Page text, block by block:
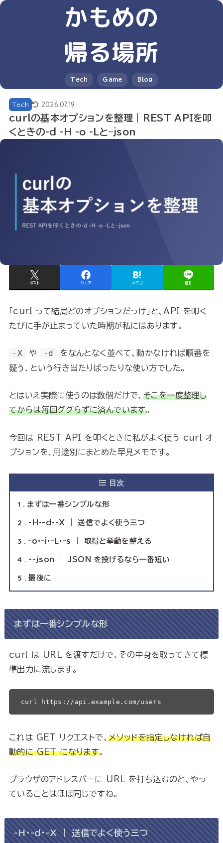
かもめの
帰る場所
Tech Game Blog
Tech 2026.07.19
curlの基本オプションを整理｜REST APIを叩
くときの-d -H -o -Lと–json
ポスト シェア はてブ 送る
「curl って結局どのオプションだっけ」と、API を叩く
たびに手が止まっていた時期が私にはあります。
-X や -d
をなんとなく並べて、動かなければ順番を
疑う、という行き当たりばったりな使い方でした。
とはいえ実際に使うのは数個だけで、 そこを一度整理し
てからは毎回ググらずに済んでいます。
今回は REST API を叩くときに私がよく使う curl オ
プションを、用途別にまとめた早見メモです。
目次
1 まずは一番シンプルな形
2 -H・-d・-X ｜ 送信でよく使う三つ
3 -o・-i・-L・-s ｜ 取得と挙動を整える
4 --json ｜ JSON を投げるなら一番短い
5 最後に
まずは一番シンプルな形
curl は URL を渡すだけで、その中身を取ってきて標
準出力に流します。
curl https://api.example.com/users
これは GET リクエストで、メソッドを指定しなければ自
動的に GET になります。
ブラウザのアドレスバーに URL を打ち込むのと、やっ
ていることはほぼ同じですね。
-H・-d・-X ｜ 送信でよく使う三つ